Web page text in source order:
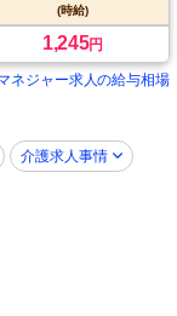
(時給)
1,245円
ネジャー求人の給与相場
介護求人事情